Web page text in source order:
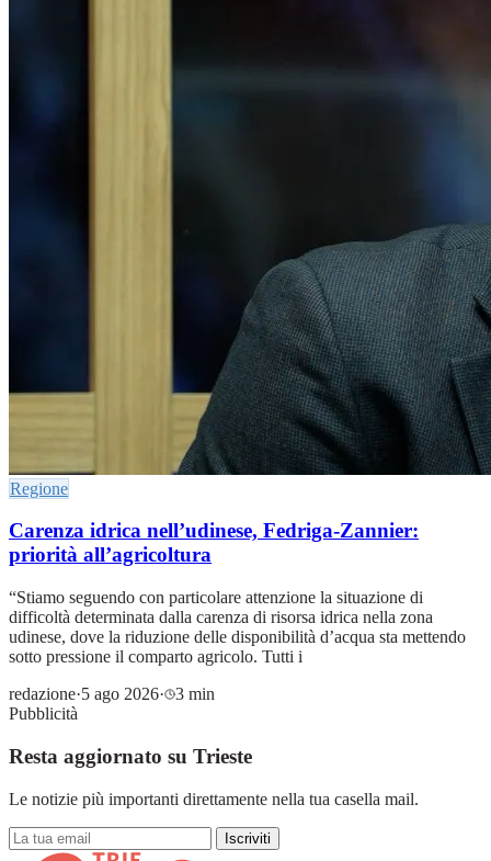
Regione
Carenza idrica nell’udinese, Fedriga-Zannier:
priorità all’agricoltura
“Stiamo seguendo con particolare attenzione la situazione di
difficoltà determinata dalla carenza di risorsa idrica nella zona
udinese, dove la riduzione delle disponibilità d’acqua sta mettendo
sotto pressione il comparto agricolo. Tutti i
redazione·5 ago 2026·
3 min
Pubblicità
Resta aggiornato su Trieste
Le notizie più importanti direttamente nella tua casella mail.
Iscriviti